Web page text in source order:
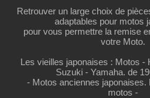
Retrouver un large choix de
adaptables pour motos
pour vous permettre la remise
votre Moto.
Les vieilles japonaises : Motos -
Suzuki - Yamaha. de
- Motos anciennes japonaises.
motos -